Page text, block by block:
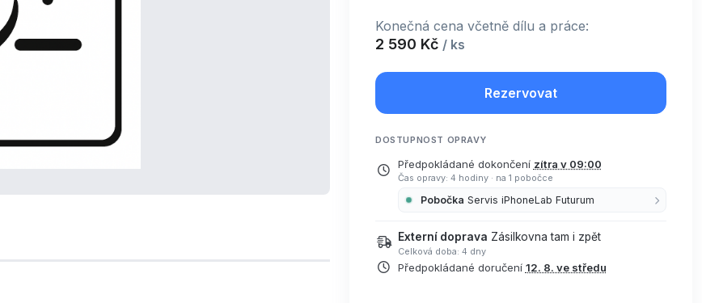
Konečná cena včetně dílu a práce:
2 590 Kč / ks
Rezervovat
DOSTUPNOST OPRAVY
Předpokládané dokončení zítra v 09:00
Čas opravy: 4 hodiny · na 1 pobočce
Pobočka Servis iPhoneLab Futurum
Externí doprava Zásilkovna tam i zpět
Celková doba: 4 dny
Předpokládané doručení 12. 8. ve středu